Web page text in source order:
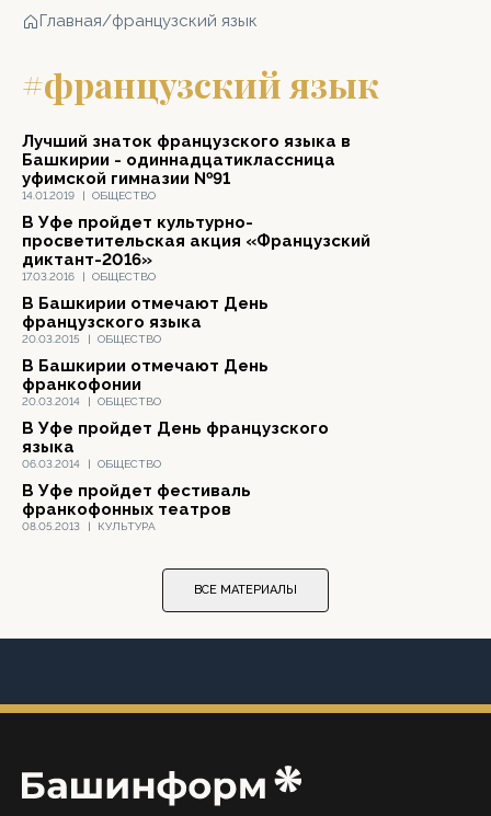
Главная/французский язык
#французский язык
14.01.2019 | ОБЩЕСТВО
Лучший знаток французского языка в
Башкирии - одиннадцатиклассница
уфимской гимназии №91
17.03.2016 | ОБЩЕСТВО
В Уфе пройдет культурно-
просветительская акция «Французский
диктант-2016»
20.03.2015 | ОБЩЕСТВО
В Башкирии отмечают День
французского языка
20.03.2014 | ОБЩЕСТВО
В Башкирии отмечают День
франкофонии
06.03.2014 | ОБЩЕСТВО
В Уфе пройдет День французского
языка
08.05.2013 | КУЛЬТУРА
В Уфе пройдет фестиваль
франкофонных театров
ВСЕ МАТЕРИАЛЫ